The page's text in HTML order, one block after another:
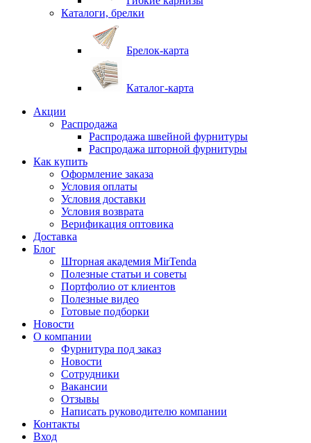
Каталоги, брелки
Брелок-карта
Каталог-карта
Акции
Распродажа
Распродажа швейной фурнитуры
Распродажа шторной фурнитуры
Как купить
Оформление заказа
Условия оплаты
Условия доставки
Условия возврата
Верификация оптовика
Доставка
Блог
Шторная академия MirTenda
Полезные статьи и советы
Портфолио от клиентов
Полезные видео
Готовые подборки
Новости
О компании
Фурнитура под заказ
Новости
Сотрудники
Вакансии
Отзывы
Написать руководителю компании
Контакты
Вход